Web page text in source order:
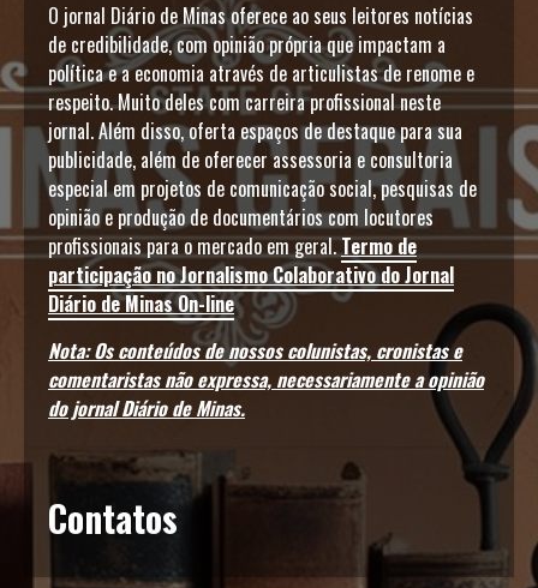
O jornal Diário de Minas oferece ao seus leitores notícias
de credibilidade, com opinião própria que impactam a
política e a economia através de articulistas de renome e
respeito. Muito deles com carreira profissional neste
jornal. Além disso, oferta espaços de destaque para sua
publicidade, além de oferecer assessoria e consultoria
especial em projetos de comunicação social, pesquisas de
opinião e produção de documentários com locutores
profissionais para o mercado em geral.Termo de
participação no Jornalismo Colaborativo do Jornal
Diário de Minas On-line
Nota: Os conteúdos de nossos colunistas, cronistas e
comentaristas não expressa, necessariamente a opinião
do jornal Diário de Minas.
Contatos